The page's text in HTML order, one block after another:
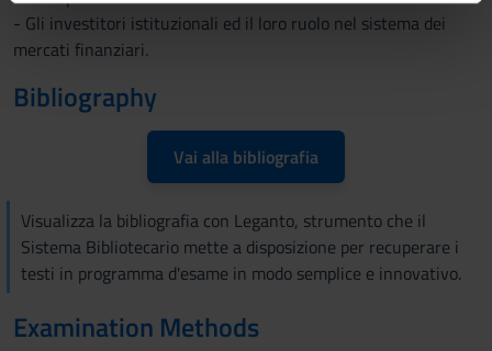
informazioni sul modo in cui utilizzi il nostro sito con i
con altre informazioni che hai fornito loro o che hanno
raccolto dal tuo utilizzo dei loro servizi.
- Gli investitori istituzionali ed il loro ruolo nel sistema dei
mercati finanziari.
Bibliography
Vai alla bibliografia
Visualizza la bibliografia con Leganto, strumento che il
Sistema Bibliotecario mette a disposizione per recuperare i
testi in programma d'esame in modo semplice e innovativo.
Examination Methods